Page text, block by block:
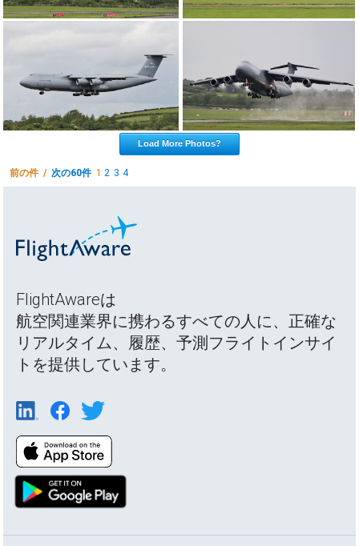
Load More Photos?
前の件 /次の60件12 3 4
FlightAwareは
航空関連業界に携わるすべての人に、正確な
リアルタイム、履歴、予測フライトインサイ
トを提供しています。